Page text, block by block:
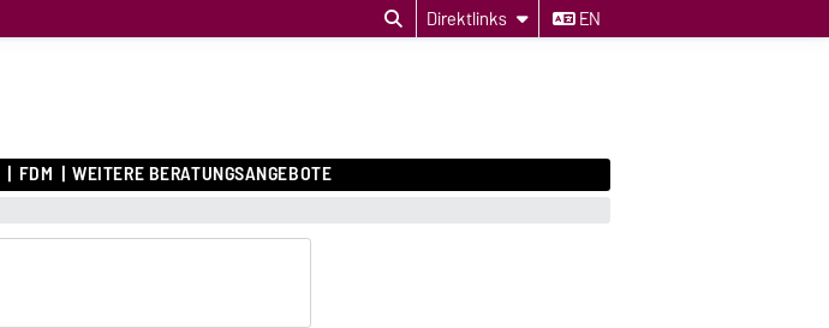
Direktlinks EN
FDM WEITERE BERATUNGSANGEBOTE